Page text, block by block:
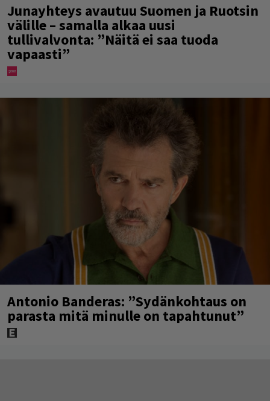
Junayhteys avautuu Suomen ja Ruotsin
välille – samalla alkaa uusi
tullivalvonta: ”Näitä ei saa tuoda
vapaasti”
Antonio Banderas: ”Sydänkohtaus on
parasta mitä minulle on tapahtunut”